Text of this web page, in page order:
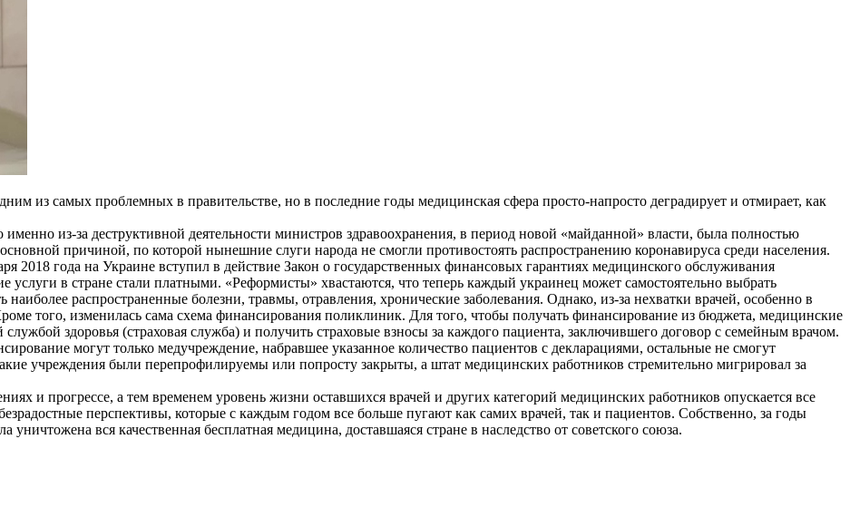
из самых проблемных в правительстве, но в последние годы медицинская сфера просто-напросто деградирует и отмирает, как
из-за деструктивной деятельности министров здравоохранения, в период новой «майданной» власти, была полностью
причиной, по которой нынешние слуги народа не смогли противостоять распространению коронавируса среди населения.
2018 года на Украине вступил в действие Закон о государственных финансовых гарантиях медицинского обслуживания
услуги в стране стали платными. «Реформисты» хвастаются, что теперь каждый украинец может самостоятельно выбрать
наиболее распространенные болезни, травмы, отравления, хронические заболевания. Однако, из-за нехватки врачей, особенно в
того, изменилась сама схема финансирования поликлиник. Для того, чтобы получать финансирование из бюджета, медицинские
здоровья (страховая служба) и получить страховые взносы за каждого пациента, заключившего договор с семейным врачом.
могут только медучреждение, набравшее указанное количество пациентов с декларациями, остальные не смогут
учреждения были перепрофилируемы или попросту закрыты, а штат медицинских работников стремительно мигрировал за
и прогрессе, а тем временем уровень жизни оставшихся врачей и других категорий медицинских работников опускается все
перспективы, которые с каждым годом все больше пугают как самих врачей, так и пациентов. Собственно, за годы
вся качественная бесплатная медицина, доставшаяся стране в наследство от советского союза.